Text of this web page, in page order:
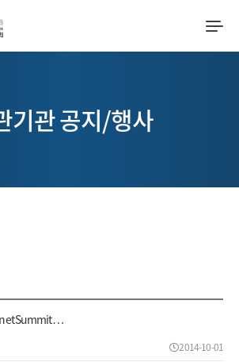
기관 공지/행사
Summit …
2014-10-01